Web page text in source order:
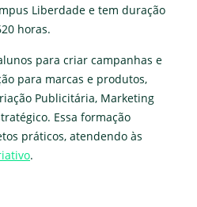
Liberdade e tem duração
horas.
para criar campanhas e
para marcas e produtos,
Publicitária, Marketing
Essa formação
práticos, atendendo às
.